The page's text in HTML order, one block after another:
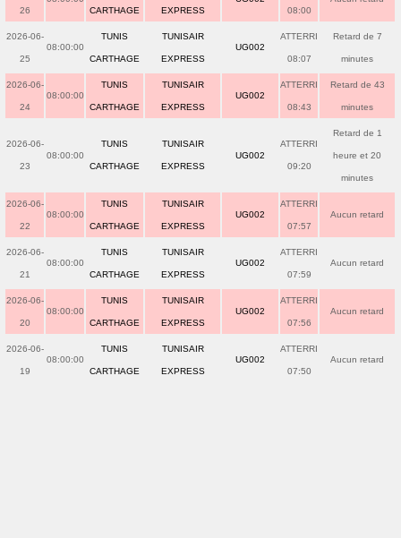
26 CARTHAGE EXPRESS 08:00
2026-06-
25
08:00:00
TUNIS
CARTHAGE
TUNISAIR
EXPRESS
UG002
ATTERRI
08:07
Retard de 7
minutes
2026-06-
24
08:00:00
TUNIS
CARTHAGE
TUNISAIR
EXPRESS
UG002
ATTERRI
08:43
Retard de 43
minutes
2026-06-
23
08:00:00
TUNIS
CARTHAGE
TUNISAIR
EXPRESS
UG002
ATTERRI
09:20
Retard de 1
heure et 20
minutes
2026-06-
22
08:00:00
TUNIS
CARTHAGE
TUNISAIR
EXPRESS
UG002
ATTERRI
07:57
Aucun retard
2026-06-
21
08:00:00
TUNIS
CARTHAGE
TUNISAIR
EXPRESS
UG002
ATTERRI
07:59
Aucun retard
2026-06-
20
08:00:00
TUNIS
CARTHAGE
TUNISAIR
EXPRESS
UG002
ATTERRI
07:56
Aucun retard
2026-06-
19
08:00:00
TUNIS
CARTHAGE
TUNISAIR
EXPRESS
UG002
ATTERRI
07:50
Aucun retard